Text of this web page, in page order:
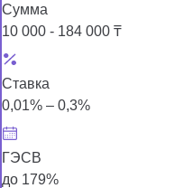
Сумма
10 000 - 184 000 ₸
Ставка
0,01% – 0,3%
ГЭСВ
до 179%